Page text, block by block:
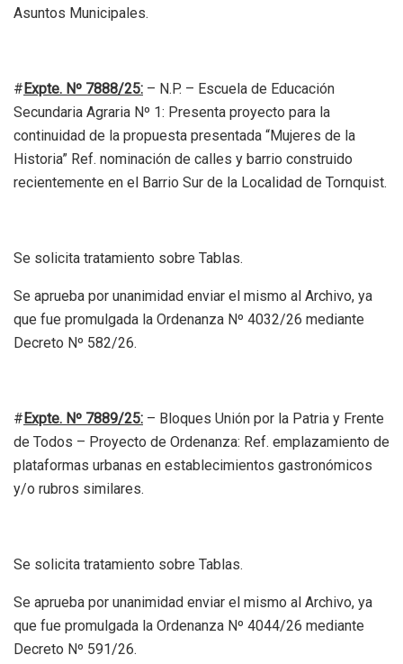
Asuntos Municipales.
# Expte. Nº 7888/25: – N.P. – Escuela de Educación
Secundaria Agraria Nº 1: Presenta proyecto para la
continuidad de la propuesta presentada “Mujeres de la
Historia” Ref. nominación de calles y barrio construido
recientemente en el Barrio Sur de la Localidad de Tornquist.
Se solicita tratamiento sobre Tablas.
Se aprueba por unanimidad enviar el mismo al Archivo, ya
que fue promulgada la Ordenanza Nº 4032/26 mediante
Decreto Nº 582/26.
# Expte. Nº 7889/25: – Bloques Unión por la Patria y Frente
de Todos – Proyecto de Ordenanza: Ref. emplazamiento de
plataformas urbanas en establecimientos gastronómicos
y/o rubros similares.
Se solicita tratamiento sobre Tablas.
Se aprueba por unanimidad enviar el mismo al Archivo, ya
que fue promulgada la Ordenanza Nº 4044/26 mediante
Decreto Nº 591/26.